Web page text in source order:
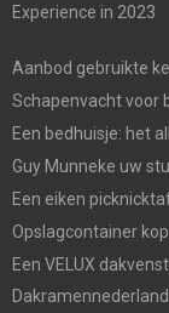
Experience in 2023
Aanbod gebruikte
Schapenvacht voor
Een bedhuisje: het
Guy Munneke uw
Een eiken
Opslagcontainer
Een VELUX